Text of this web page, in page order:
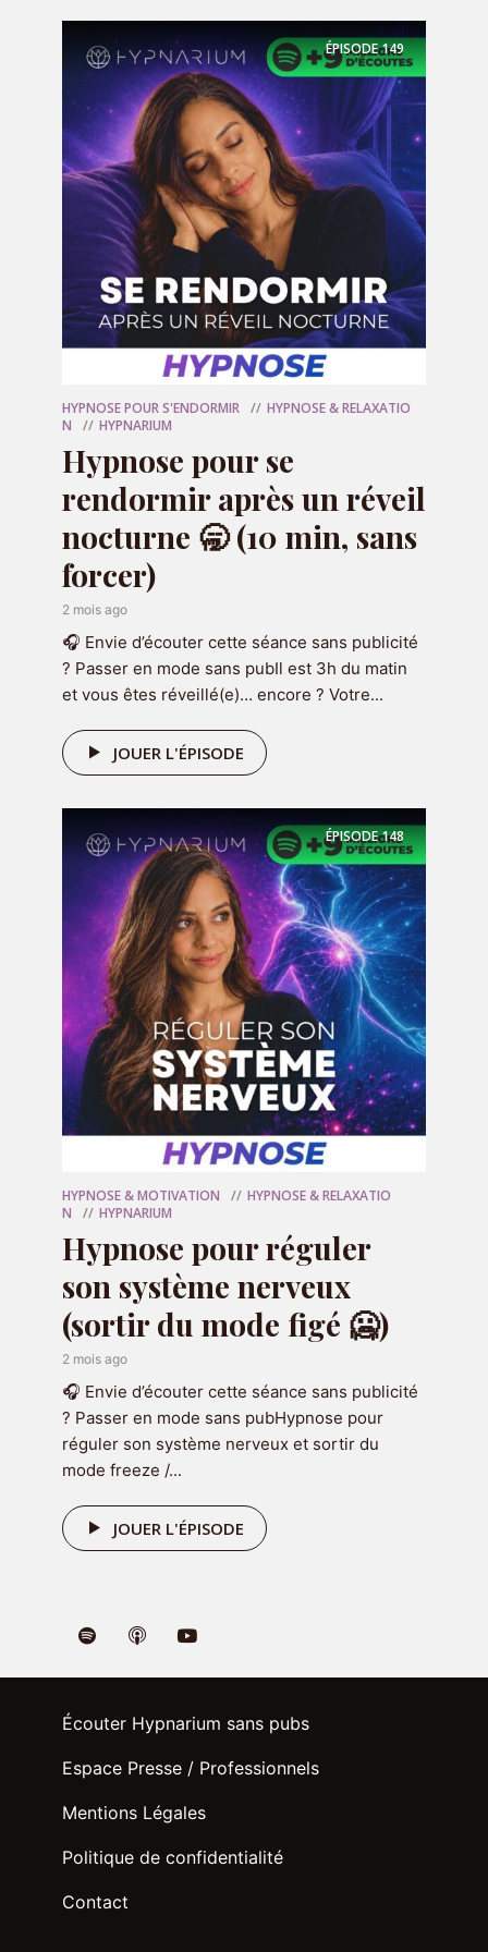
défauts.
Une séance pensée pour toutes celles et
ceux que l’arrivée de l’été angoisse un peu
plus chaque année.
🎧 Installez-vous au calme, mettez vos
écouteurs, et laissez-vous guider.
❤️ Et si cette séance vous fait du bien,
pensez à laisser une note 5 étoiles, un
commentaire, et à la partager à une
personne qui se cache encore.
Rejoignez la discussion
Commenter
Nom
E-mail*
Site web
🎁 Votre programme
audio offert
Recevez 7 emails et audio d'hypnose
gagner confiance en vousen cliquant
ci-dessous :
RECEVOIR LE CADEAU
ÉPISODE149
HYPNOSE POUR S'ENDORMIR
HYPNOSE & RELAXATIO
N
HYPNARIUM
Hypnose pour se
rendormir après un réveil
nocturne 🥱 (10 min, sans
forcer)
2 mois ago
🎧 Envie d’écouter cette séance sans publicité
? Passer en mode sans pubIl est 3h du matin
et vous êtes réveillé(e)… encore ? Votre...
JOUER L'ÉPISODE
ÉPISODE148
HYPNOSE & MOTIVATION
HYPNOSE & RELAXATIO
N
HYPNARIUM
Hypnose pour réguler
son système nerveux
(sortir du mode figé 🥶)
2 mois ago
🎧 Envie d’écouter cette séance sans publicité
? Passer en mode sans pubHypnose pour
réguler son système nerveux et sortir du
mode freeze /...
JOUER L'ÉPISODE
Écouter Hypnarium sans pubs
Espace Presse / Professionnels
Mentions Légales
Politique de confidentialité
Contact